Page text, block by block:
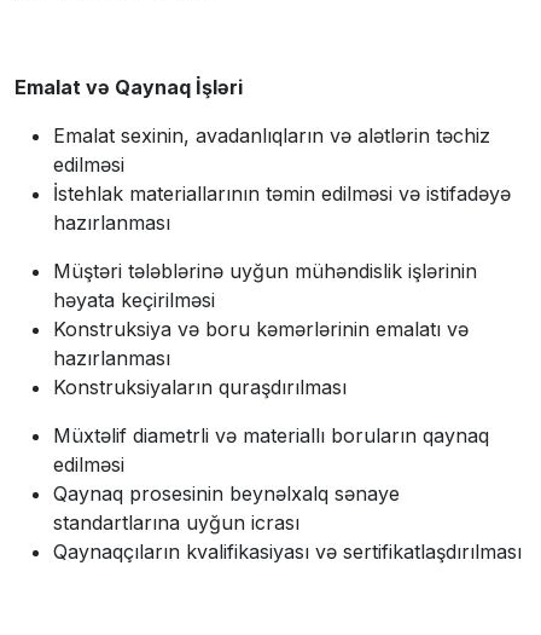
Emalat və Qaynaq İşləri
Emalat sexinin, avadanlıqların və alətlərin təchiz
edilməsi
İstehlak materiallarının təmin edilməsi və istifadəyə
hazırlanması
Müştəri tələblərinə uyğun mühəndislik işlərinin
həyata keçirilməsi
Konstruksiya və boru kəmərlərinin emalatı və
hazırlanması
Konstruksiyaların quraşdırılması
Müxtəlif diametrli və materiallı boruların qaynaq
edilməsi
Qaynaq prosesinin beynəlxalq sənaye
standartlarına uyğun icrası
Qaynaqçıların kvalifikasiyası və sertifikatlaşdırılması